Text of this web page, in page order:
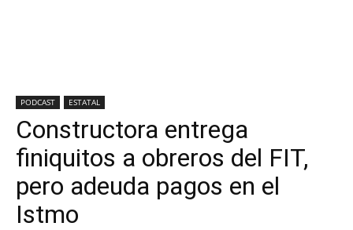
PODCAST ESTATAL
Constructora entrega
finiquitos a obreros del FIT,
pero adeuda pagos en el
Istmo